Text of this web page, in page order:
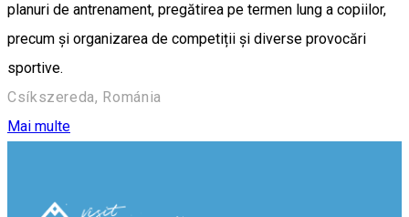
planuri de antrenament, pregătirea pe termen lung a copiilor,
precum și organizarea de competiții și diverse provocări
sportive.
Csíkszereda, Románia
Mai multe